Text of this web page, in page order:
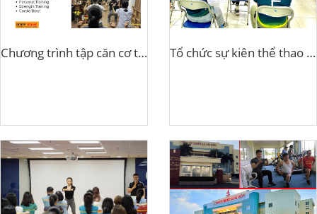
Chương trình tập căn cơ trị liệu 15 phút tại công ty cổ phần TCELL Tổ chức sự kiên thể thao cho Cty Care Fod Việt Nam